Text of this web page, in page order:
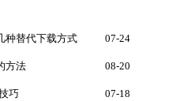
种替代下载方式 07-24
方法 08-20
巧 07-18